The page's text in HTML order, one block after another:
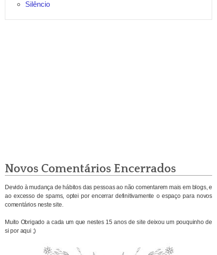
Silêncio
Novos Comentários Encerrados
Devido à mudança de hábitos das pessoas ao não comentarem mais em blogs, e
ao excesso de spams, optei por encerrar definitivamente o espaço para novos
comentários neste site.
Muito Obrigado a cada um que nestes 15 anos de site deixou um pouquinho de
si por aqui ;)